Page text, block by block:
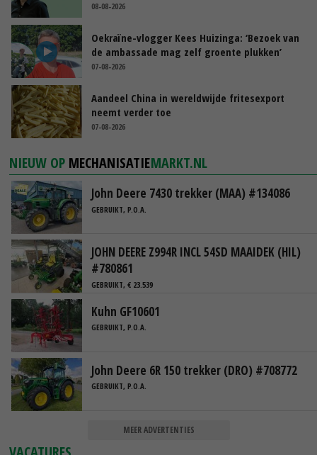
08-08-2026
Oekraïne-vlogger Kees Huizinga: ‘Bezoek van
de ambassade mag zelf groente plukken’
07-08-2026
Aandeel China in wereldwijde fritesexport
neemt verder toe
07-08-2026
NIEUW OP MECHANISATIEMARKT.NL
John Deere 7430 trekker (MAA) #134086
GEBRUIKT, P.O.A.
JOHN DEERE Z994R INCL 54SD MAAIDEK (HIL)
#780861
GEBRUIKT, € 23.539
Kuhn GF10601
GEBRUIKT, P.O.A.
John Deere 6R 150 trekker (DRO) #708772
GEBRUIKT, P.O.A.
MEER ADVERTENTIES